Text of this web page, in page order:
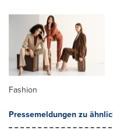
Fashion
Pressemeldungen zu